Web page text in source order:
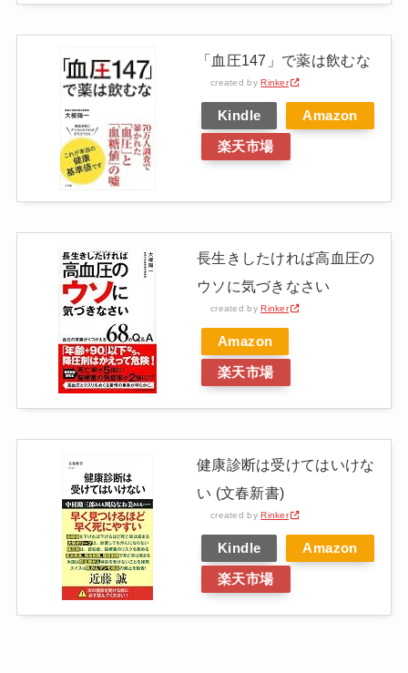
「血圧147」で薬は飲むな
created byRinker
Kindle Amazon
楽天市場
長生きしたければ高血圧の
ウソに気づきなさい
created byRinker
Amazon
楽天市場
健康診断は受けてはいけな
い (文春新書)
created byRinker
Kindle Amazon
楽天市場